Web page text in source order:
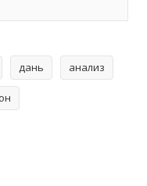
дань анализ